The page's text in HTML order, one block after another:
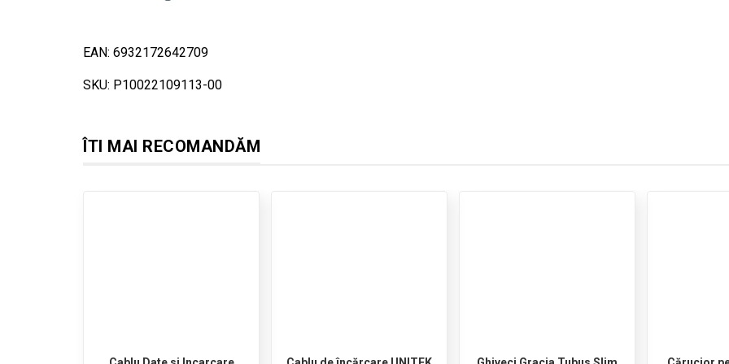
EAN: 6932172642709
SKU: P10022109113-00
ÎTI MAI RECOMANDĂM